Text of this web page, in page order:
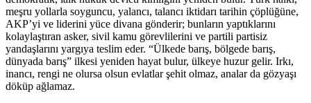
meşru yollarla soyguncu, yalancı, talancı iktidarı tarihin çöplüğüne,
AKP’yi ve liderini yüce divana gönderir; bunların yaptıklarını
kolaylaştıran asker, sivil kamu görevlilerini ve partili partisiz
yandaşlarını yargıya teslim eder. “Ülkede barış, bölgede barış,
dünyada barış” ilkesi yeniden hayat bulur, ülkeye huzur gelir. Irkı,
inancı, rengi ne olursa olsun evlatlar şehit olmaz, analar da gözyaşı
döküp ağlamaz.